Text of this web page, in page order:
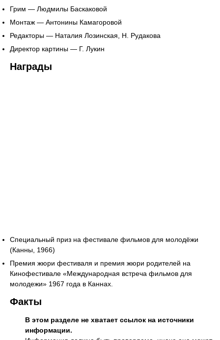
Грим — Людмилы Баскаковой
Монтаж — Антонины Камагоровой
Редакторы — Наталия Лозинская, Н. Рудакова
Директор картины — Г. Лукин
Награды
Специальный приз на фестивале фильмов для молодёжи
(Канны, 1966)
Премия жюри фестиваля и премия жюри родителей на
Кинофестивале «Международная встреча фильмов для
молодежи» 1967 года в Каннах.
Факты
В этом разделе не хватает ссылок на источники
информации.